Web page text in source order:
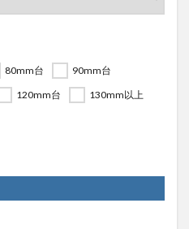
80mm台
90mm台
120mm台 130mm以上